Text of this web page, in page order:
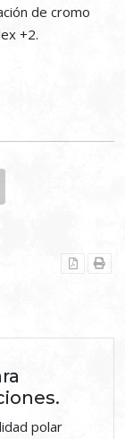
de cromo
+2.
polar